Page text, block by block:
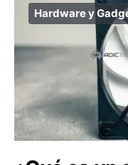
Hardware y